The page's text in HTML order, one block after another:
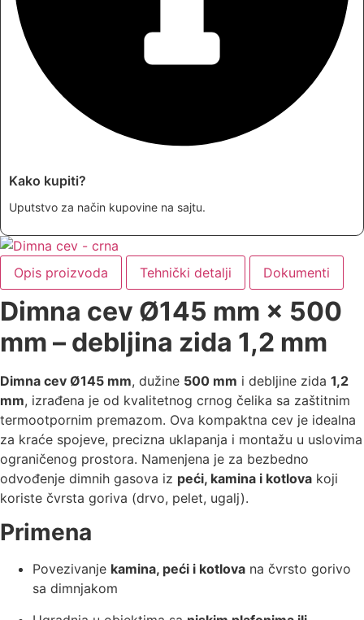
Kako kupiti?
Uputstvo za način kupovine na sajtu.
Opis proizvoda Tehnički detalji Dokumenti
Dimna cev Ø145 mm × 500
mm – debljina zida 1,2 mm
Dimna cev Ø145 mm, dužine 500 mm i debljine zida 1,2
mm, izrađena je od kvalitetnog crnog čelika sa zaštitnim
termootpornim premazom. Ova kompaktna cev je idealna
za kraće spojeve, precizna uklapanja i montažu u uslovima
ograničenog prostora. Namenjena je za bezbedno
odvođenje dimnih gasova iz peći, kamina i kotlova koji
koriste čvrsta goriva (drvo, pelet, ugalj).
Primena
Povezivanje kamina, peći i kotlova na čvrsto gorivo
sa dimnjakom